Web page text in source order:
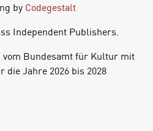
by Codegestalt
Independent Publishers.
Bundesamt für Kultur mit
Jahre 2026 bis 2028